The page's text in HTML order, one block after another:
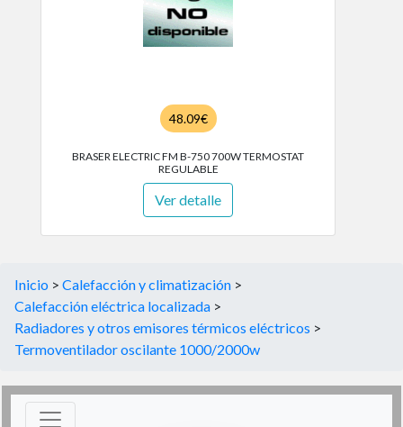
48.09€
BRASER ELECTRIC FM B-750 700W TERMOSTAT
REGULABLE
Ver detalle
Inicio > Calefacción y climatización >
Calefacción eléctrica localizada >
Radiadores y otros emisores térmicos eléctricos >
Termoventilador oscilante 1000/2000w